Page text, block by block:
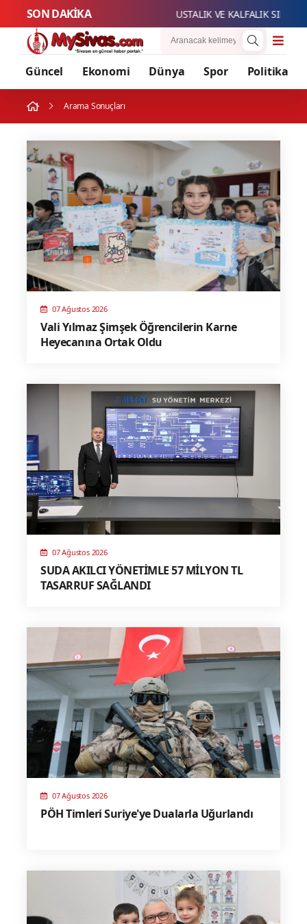
SON DAKİKA USTALIK VE KALFALIK SINAV
Güncel Ekonomi Dünya Spor Politika
Arama Sonuçları
07 Ağustos 2026
Vali Yılmaz Şimşek Öğrencilerin Karne
Heyecanına Ortak Oldu
07 Ağustos 2026
SUDA AKILCI YÖNETİMLE 57 MİLYON TL
TASARRUF SAĞLANDI
07 Ağustos 2026
PÖH Timleri Suriye'ye Dualarla Uğurlandı